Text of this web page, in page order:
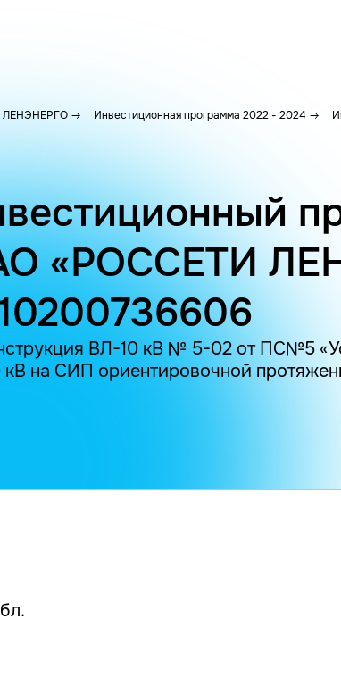
Инвестиционная программа 2022 - 2024
«РОССЕТИ
ВЛ-10 кВ № 5-02 от ПС№5
кВ на СИП ориентировочной